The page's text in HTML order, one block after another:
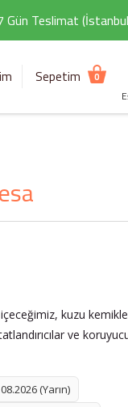
Gün Teslimat
Sepetim 0
içeceğimiz, kuzu
ve
(Yarın)